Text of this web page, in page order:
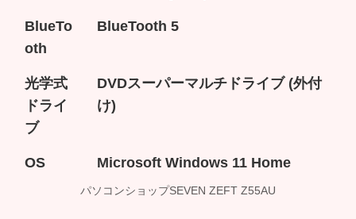
BlueTo
oth
BlueTooth 5
光学式
ドライ
ブ
DVDスーパーマルチドライブ (外付
け)
OS Microsoft Windows 11 Home
パソコンショップSEVEN ZEFT Z55AU